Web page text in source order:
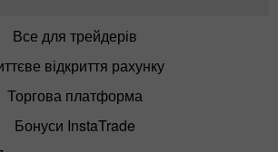
Все для трейдерів
відкриття рахунку
Торгова платформа
Бонуси InstaTrade